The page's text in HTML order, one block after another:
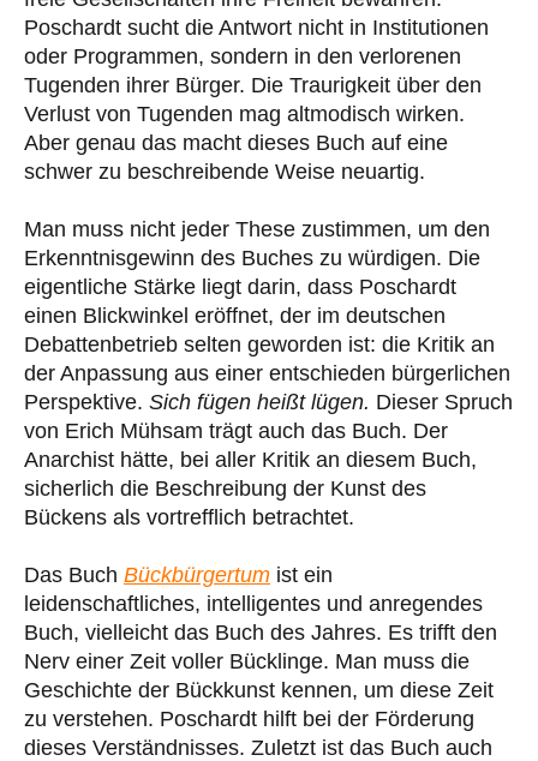
Poschardt sucht die Antwort nicht in Institutionen
oder Programmen, sondern in den verlorenen
Tugenden ihrer Bürger. Die Traurigkeit über den
Verlust von Tugenden mag altmodisch wirken.
Aber genau das macht dieses Buch auf eine
schwer zu beschreibende Weise neuartig.
Man muss nicht jeder These zustimmen, um den
Erkenntnisgewinn des Buches zu würdigen. Die
eigentliche Stärke liegt darin, dass Poschardt
einen Blickwinkel eröffnet, der im deutschen
Debattenbetrieb selten geworden ist: die Kritik an
der Anpassung aus einer entschieden bürgerlichen
Perspektive. Sich fügen heißt lügen. Dieser Spruch
von Erich Mühsam trägt auch das Buch. Der
Anarchist hätte, bei aller Kritik an diesem Buch,
sicherlich die Beschreibung der Kunst des
Bückens als vortrefflich betrachtet.
Das Buch Bückbürgertum ist ein
leidenschaftliches, intelligentes und anregendes
Buch, vielleicht das Buch des Jahres. Es trifft den
Nerv einer Zeit voller Bücklinge. Man muss die
Geschichte der Bückkunst kennen, um diese Zeit
zu verstehen. Poschardt hilft bei der Förderung
dieses Verständnisses. Zuletzt ist das Buch auch